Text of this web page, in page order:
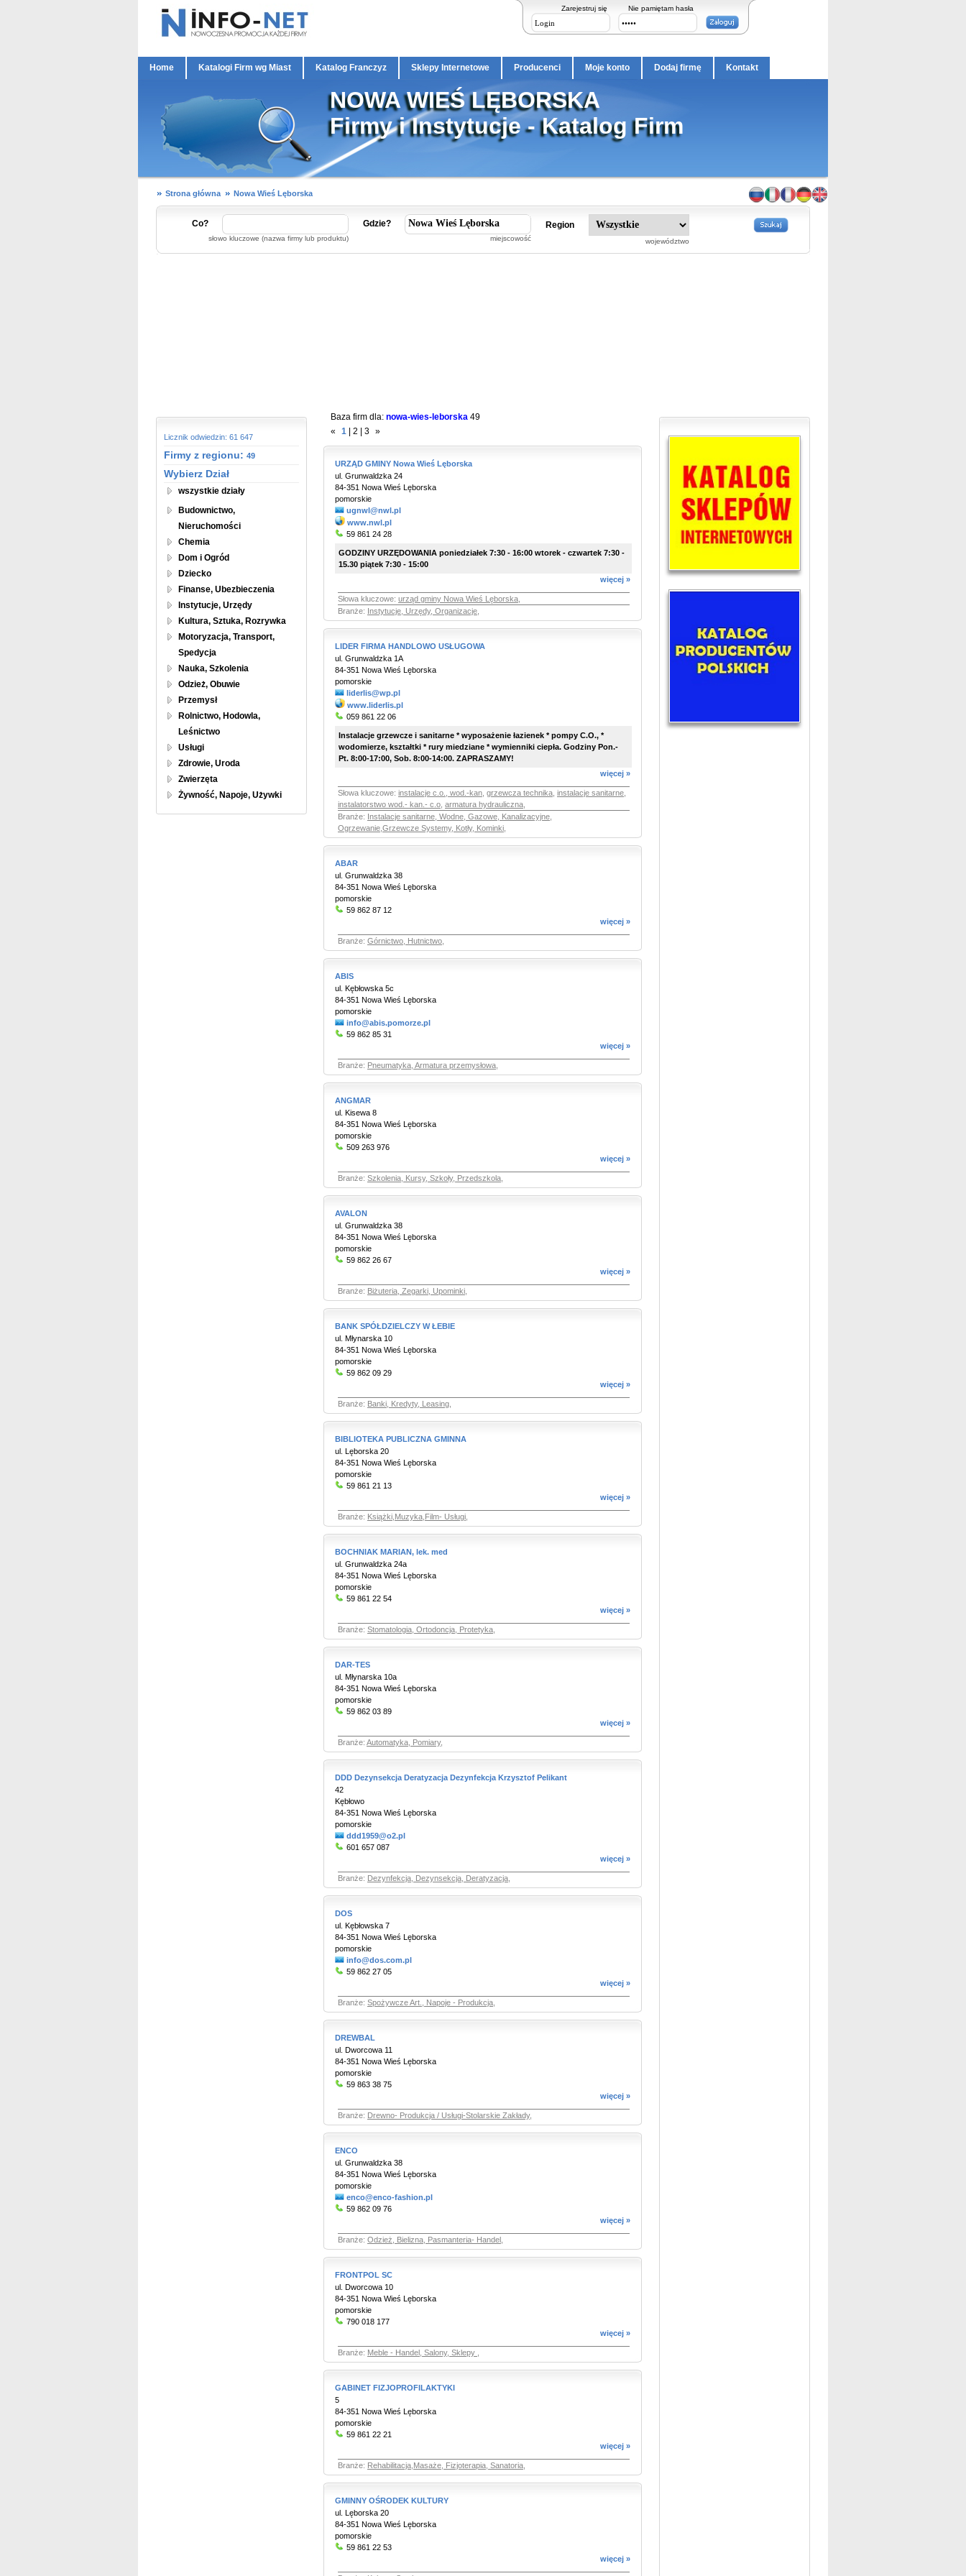
Zarejestruj się Nie pamiętam hasła
Home Katalogi Firm wg Miast Katalog Franczyz Sklepy Internetowe Producenci Moje konto Dodaj firmę Kontakt
NOWA WIEŚ LĘBORSKA
Firmy i Instytucje - Katalog Firm
Strona główna Nowa Wieś Lęborska
Co?
słowo kluczowe (nazwa firmy lub produktu)
Gdzie?
miejscowość
Region
województwo
Licznik odwiedzin: 61 647
Firmy z regionu: 49
Wybierz Dział
wszystkie działy
Budownictwo,
Nieruchomości
Chemia
Dom i Ogród
Dziecko
Finanse, Ubezbieczenia
Instytucje, Urzędy
Kultura, Sztuka, Rozrywka
Motoryzacja, Transport,
Spedycja
Nauka, Szkolenia
Odzież, Obuwie
Przemysł
Rolnictwo, Hodowla,
Leśnictwo
Usługi
Zdrowie, Uroda
Zwierzęta
Żywność, Napoje, Używki
Baza firm dla: nowa-wies-leborska 49
«
1 2 3 »
URZĄD GMINY Nowa Wieś Lęborska
ul. Grunwaldzka 24
84-351 Nowa Wieś Lęborska
pomorskie
ugnwl@nwl.pl
www.nwl.pl
59 861 24 28
GODZINY URZĘDOWANIA poniedziałek 7:30 - 16:00 wtorek - czwartek 7:30 -
15.30 piątek 7:30 - 15:00
więcej »
Słowa kluczowe: urząd gminy Nowa Wieś Lęborska
Branże: Instytucje, Urzędy, Organizacje
LIDER FIRMA HANDLOWO USŁUGOWA
ul. Grunwaldzka 1A
84-351 Nowa Wieś Lęborska
pomorskie
liderlis@wp.pl
www.liderlis.pl
059 861 22 06
Instalacje grzewcze i sanitarne * wyposażenie łazienek * pompy C.O., *
wodomierze, kształtki * rury miedziane * wymienniki ciepła. Godziny Pon.-
Pt. 8:00-17:00, Sob. 8:00-14:00. ZAPRASZAMY!
więcej »
Słowa kluczowe: instalacje c.o., wod.-kan grzewcza technika instalacje sanitarne
instalatorstwo wod.- kan.- c.o armatura hydrauliczna
Branże: Instalacje sanitarne, Wodne, Gazowe, Kanalizacyjne
Ogrzewanie,Grzewcze Systemy, Kotły, Kominki
ABAR
ul. Grunwaldzka 38
84-351 Nowa Wieś Lęborska
pomorskie
59 862 87 12
więcej »
Branże: Górnictwo, Hutnictwo
ABIS
ul. Kębłowska 5c
84-351 Nowa Wieś Lęborska
pomorskie
info@abis.pomorze.pl
59 862 85 31
więcej »
Branże: Pneumatyka, Armatura przemysłowa
ANGMAR
ul. Kisewa 8
84-351 Nowa Wieś Lęborska
pomorskie
509 263 976
więcej »
Branże: Szkolenia, Kursy, Szkoły, Przedszkola
AVALON
ul. Grunwaldzka 38
84-351 Nowa Wieś Lęborska
pomorskie
59 862 26 67
więcej »
Branże: Biżuteria, Zegarki, Upominki
BANK SPÓŁDZIELCZY W ŁEBIE
ul. Młynarska 10
84-351 Nowa Wieś Lęborska
pomorskie
59 862 09 29
więcej »
Branże: Banki, Kredyty, Leasing
BIBLIOTEKA PUBLICZNA GMINNA
ul. Lęborska 20
84-351 Nowa Wieś Lęborska
pomorskie
59 861 21 13
więcej »
Branże: Książki,Muzyka,Film- Usługi
BOCHNIAK MARIAN, lek. med
ul. Grunwaldzka 24a
84-351 Nowa Wieś Lęborska
pomorskie
59 861 22 54
więcej »
Branże: Stomatologia, Ortodoncja, Protetyka
DAR-TES
ul. Młynarska 10a
84-351 Nowa Wieś Lęborska
pomorskie
59 862 03 89
więcej »
Branże: Automatyka, Pomiary,
DDD Dezynsekcja Deratyzacja Dezynfekcja Krzysztof Pelikant
42
Kębłowo
84-351 Nowa Wieś Lęborska
pomorskie
ddd1959@o2.pl
601 657 087
więcej »
Branże: Dezynfekcja, Dezynsekcja, Deratyzacja
DOS
ul. Kębłowska 7
84-351 Nowa Wieś Lęborska
pomorskie
info@dos.com.pl
59 862 27 05
więcej »
Branże: Spożywcze Art., Napoje - Produkcja
DREWBAL
ul. Dworcowa 11
84-351 Nowa Wieś Lęborska
pomorskie
59 863 38 75
więcej »
Branże: Drewno- Produkcja / Usługi-Stolarskie Zakłady,
ENCO
ul. Grunwaldzka 38
84-351 Nowa Wieś Lęborska
pomorskie
enco@enco-fashion.pl
59 862 09 76
więcej »
Branże: Odzież, Bielizna, Pasmanteria- Handel
FRONTPOL SC
ul. Dworcowa 10
84-351 Nowa Wieś Lęborska
pomorskie
790 018 177
więcej »
Branże: Meble - Handel, Salony, Sklepy
GABINET FIZJOPROFILAKTYKI
5
84-351 Nowa Wieś Lęborska
pomorskie
59 861 22 21
więcej »
Branże: Rehabilitacja,Masaże, Fizjoterapia, Sanatoria
GMINNY OŚRODEK KULTURY
ul. Lęborska 20
84-351 Nowa Wieś Lęborska
pomorskie
59 861 22 53
więcej »